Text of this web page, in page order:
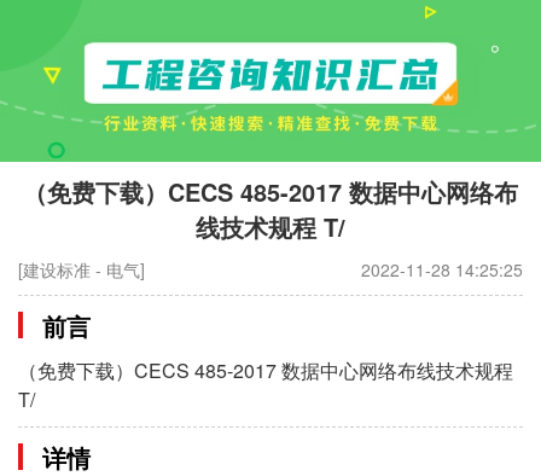
（免费下载）CECS 485-2017 数据中心网络布
线技术规程 T/
[建设标准 - 电气] 2022-11-28 14:25:25
前言
（免费下载）CECS 485-2017 数据中心网络布线技术规程
T/
详情